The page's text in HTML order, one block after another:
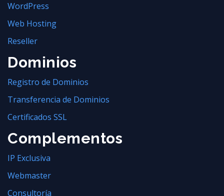
WordPress
Web Hosting
Reseller
Dominios
Registro de Dominios
Transferencia de Dominios
Certificados SSL
Complementos
IP Exclusiva
Webmaster
Consultoría